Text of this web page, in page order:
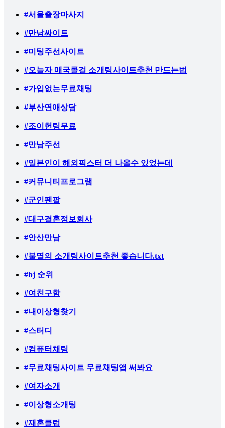
#서울출장마사지
#만남싸이트
#미팅주선사이트
#오늘자 매국콜걸 소개팅사이트추천 만드는법
#가입없는무료채팅
#부산연애상담
#조이헌팅무료
#만남주선
#일본인이 해외픽스터 더 나올수 있었는데
#커뮤니티프로그램
#군인펜팔
#대구결혼정보회사
#안산만남
#불멸의 소개팅사이트추천 좋습니다.txt
#bj 순위
#여친구함
#내이상형찾기
#스터디
#컴퓨터채팅
#무료채팅사이트 무료채팅앱 써봐요
#여자소개
#이상형소개팅
#재혼클럽